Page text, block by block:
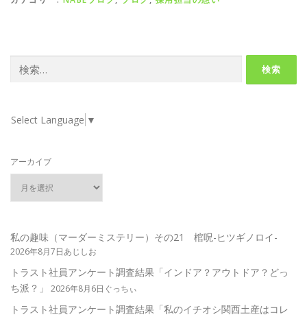
索:
Select Language ▼
アーカイブ
私の趣味（マーダーミステリー）その21 棺呪-ヒツギノロイ-
2026年8月7日あじしお
トラスト社員アンケート調査結果「インドア？アウトドア？どっ
ち派？」
2026年8月6日ぐっちぃ
トラスト社員アンケート調査結果「私のイチオシ関西土産はコレ